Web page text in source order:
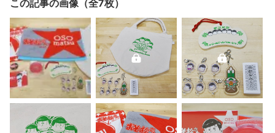
この記事の画像（全7枚）